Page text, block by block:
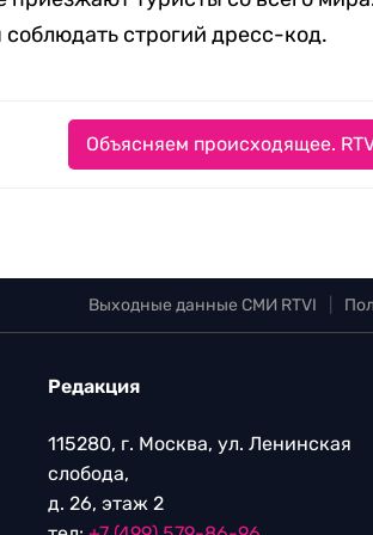
строгий дресс-код.
Объясняем происходящее.
Выходные данные СМИ RTVI
Редакция
115280, г. Москва, ул. Ленинская
слобода,
д. 26, этаж 2